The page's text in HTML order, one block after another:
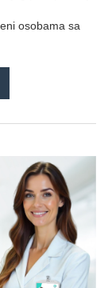
osobama sa